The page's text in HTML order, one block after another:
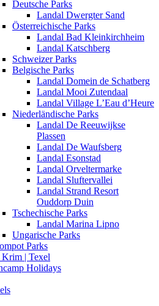
Deutsche Parks
Landal Dwergter Sand
Österreichische Parks
Landal Bad Kleinkirchheim
Landal Katschberg
Schweizer Parks
Belgische Parks
Landal Domein de Schatberg
Landal Mooi Zutendaal
Landal Village L’Eau d’Heure
Niederländische Parks
Landal De Reeuwijkse
Plassen
Landal De Waufsberg
Landal Esonstad
Landal Orveltermarke
Landal Sluftervallei
Landal Strand Resort
Ouddorp Duin
Tschechische Parks
Landal Marina Lipno
Ungarische Parks
Parks
| Texel
Holidays